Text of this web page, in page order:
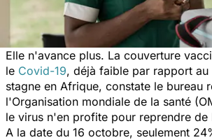
Elle n'avance plus. La couverture
le Covid-19, déjà faible par rapport au
stagne en Afrique, constate le bureau
l'Organisation mondiale de la santé
le virus n'en profite pour reprendre de
A la date du 16 octobre, seulement